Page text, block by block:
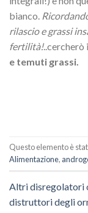
bianco.
rilascio e grassi
fertilità!..cercherò
e temuti grassi.
Questo elemento è
Alimentazione,
Altri disregolatori
distruttori degli